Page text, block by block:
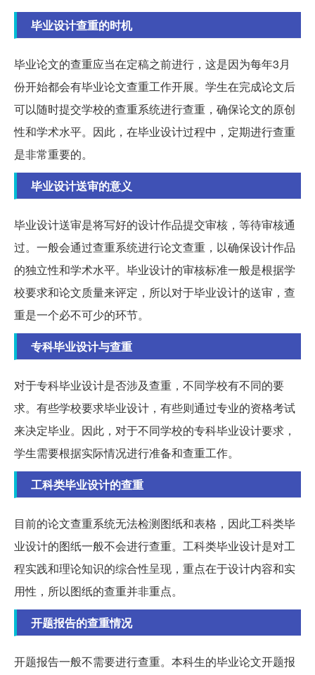
毕业设计查重的时机
毕业论文的查重应当在定稿之前进行，这是因为每年3月
份开始都会有毕业论文查重工作开展。学生在完成论文后
可以随时提交学校的查重系统进行查重，确保论文的原创
性和学术水平。因此，在毕业设计过程中，定期进行查重
是非常重要的。
毕业设计送审的意义
毕业设计送审是将写好的设计作品提交审核，等待审核通
过。一般会通过查重系统进行论文查重，以确保设计作品
的独立性和学术水平。毕业设计的审核标准一般是根据学
校要求和论文质量来评定，所以对于毕业设计的送审，查
重是一个必不可少的环节。
专科毕业设计与查重
对于专科毕业设计是否涉及查重，不同学校有不同的要
求。有些学校要求毕业设计，有些则通过专业的资格考试
来决定毕业。因此，对于不同学校的专科毕业设计要求，
学生需要根据实际情况进行准备和查重工作。
工科类毕业设计的查重
目前的论文查重系统无法检测图纸和表格，因此工科类毕
业设计的图纸一般不会进行查重。工科类毕业设计是对工
程实践和理论知识的综合性呈现，重点在于设计内容和实
用性，所以图纸的查重并非重点。
开题报告的查重情况
开题报告一般不需要进行查重。本科生的毕业论文开题报